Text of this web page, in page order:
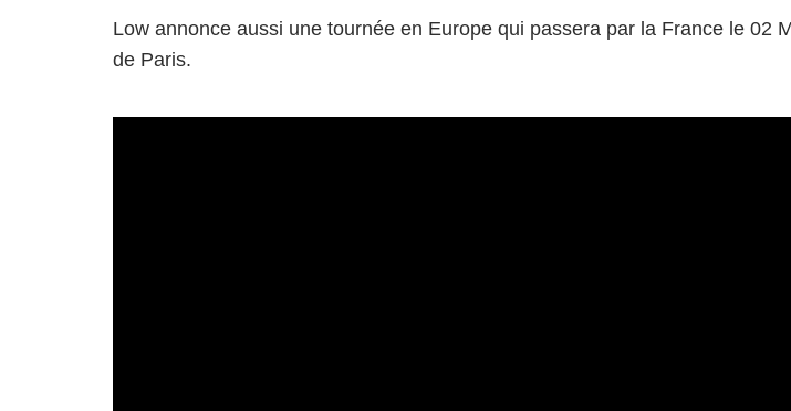
Low annonce aussi une tournée en Europe qui passera par la France le 02
de Paris.